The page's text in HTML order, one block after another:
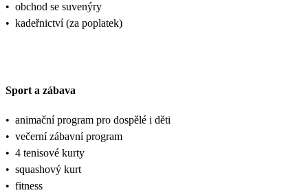
• obchod se suvenýry
• kadeřnictví (za poplatek)
Sport a zábava
• animační program pro dospělé i děti
• večerní zábavní program
• 4 tenisové kurty
• squashový kurt
• fitness